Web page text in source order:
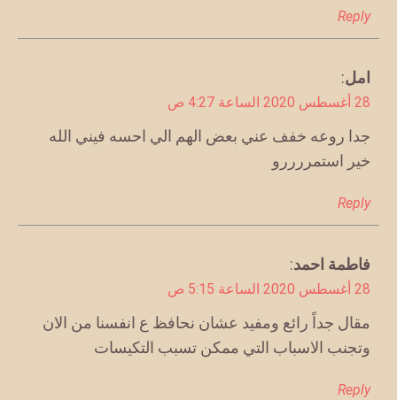
Reply
يقول
امل:
28 أغسطس 2020 الساعة 4:27 ص
جدا روعه خفف عني بعض الهم الي احسه فيني الله
خير استمررررو
Reply
يقول
فاطمة احمد:
28 أغسطس 2020 الساعة 5:15 ص
مقال جداً رائع ومفيد عشان نحافظ ع انفسنا من الان
وتجنب الاسباب التي ممكن تسبب التكيسات
Reply